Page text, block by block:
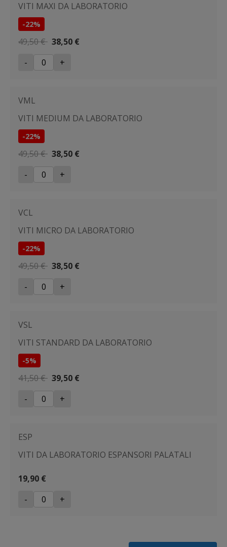
VITI MAXI DA LABORATORIO
-22%
49,50 € 38,50 €
-
+
VML
VITI MEDIUM DA LABORATORIO
-22%
49,50 € 38,50 €
-
+
VCL
VITI MICRO DA LABORATORIO
-22%
49,50 € 38,50 €
-
+
VSL
VITI STANDARD DA LABORATORIO
-5%
41,50 € 39,50 €
-
+
ESP
VITI DA LABORATORIO ESPANSORI PALATALI
19,90 €
-
+